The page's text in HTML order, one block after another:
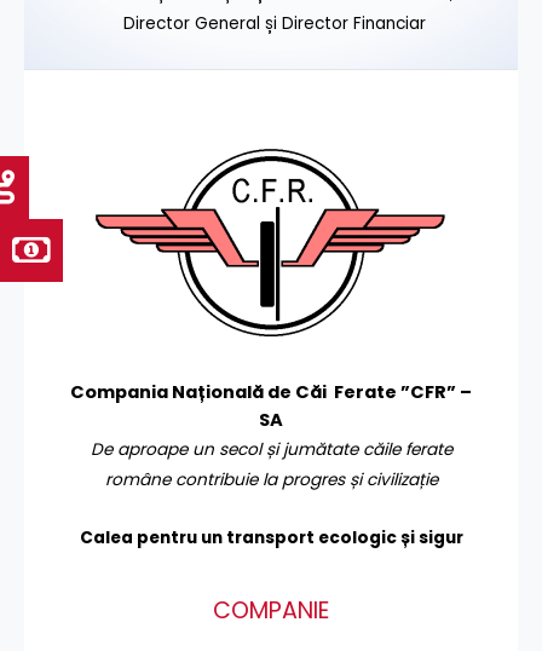
Director General și Director Financiar
Compania Națională de Căi Ferate ”CFR” –
SA
De aproape un secol și jumătate căile ferate
române contribuie la progres și civilizație
Calea pentru un transport ecologic și sigur
COMPANIE